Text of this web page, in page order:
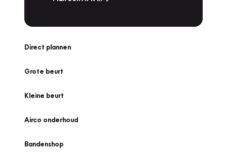
Direct plannen
Grote beurt
Kleine beurt
Airco onderhoud
Bandenshop